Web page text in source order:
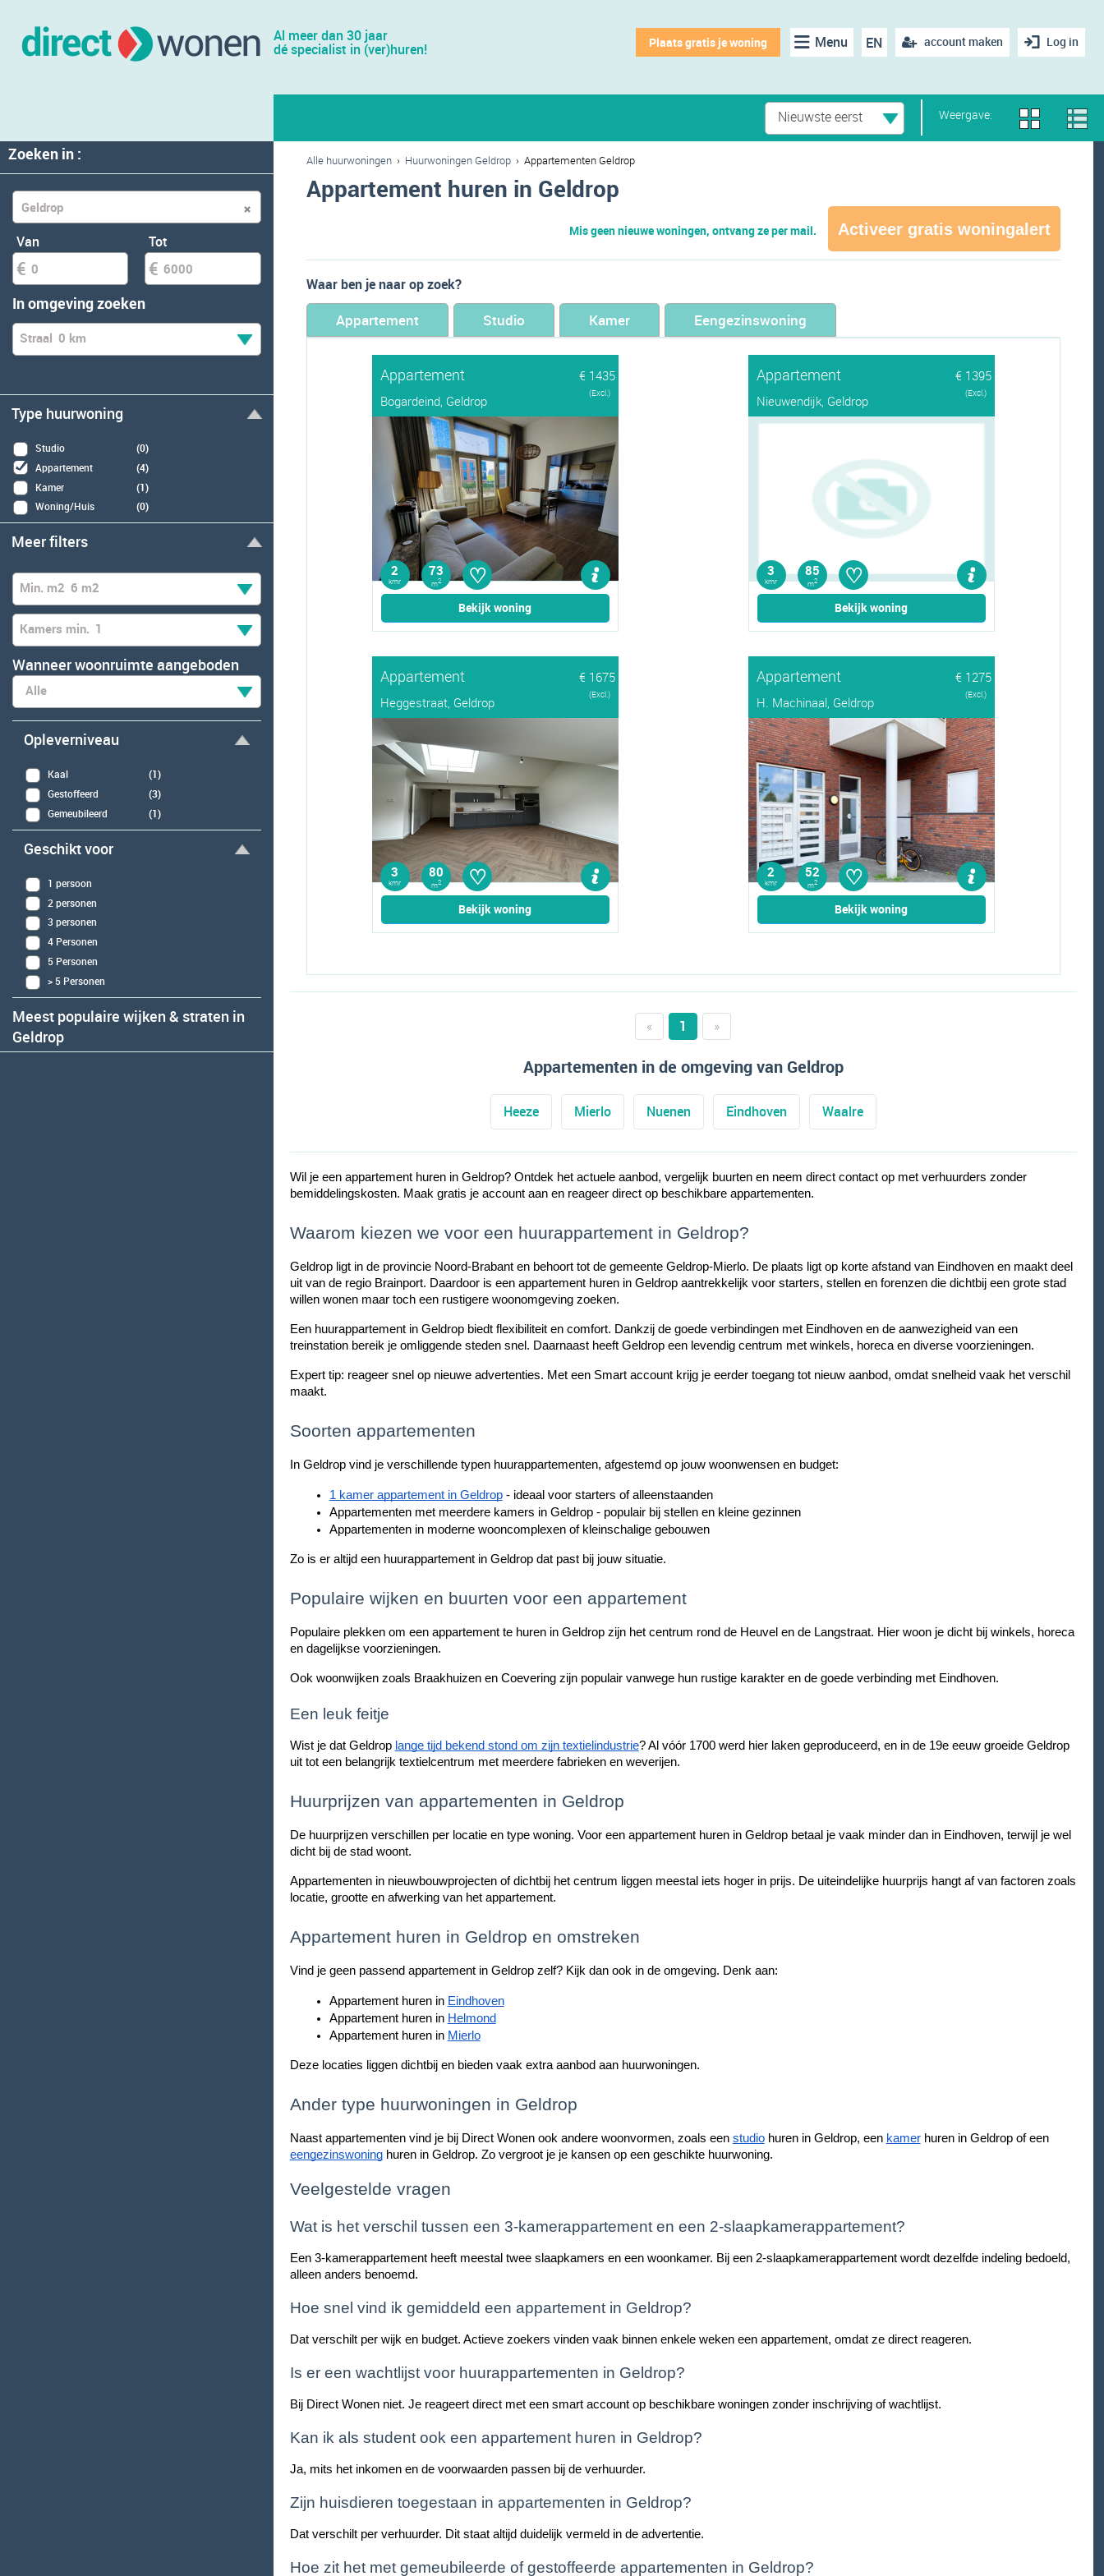
Al meer dan 30 jaar
dé specialist in (ver)huren! Log in
account maken
EN
Menu
Plaats gratis je woning
Weergave:
Nieuwste eerst
Zoeken in :
Van Tot
In omgeving zoeken
Straal 0 km
Type huurwoning
Studio
(0)
Appartement
(4)
Kamer
(1)
Woning/Huis
(0)
Meer filters
Min. m2 6 m2
Kamers min. 1
Wanneer woonruimte aangeboden
Alle
Opleverniveau
Kaal
(1)
Gestoffeerd
(3)
Gemeubileerd
(1)
Geschikt voor
1 persoon
2 personen
3 personen
4 Personen
5 Personen
> 5 Personen
Meest populaire wijken & straten in
Geldrop
Alle huurwoningen › Huurwoningen Geldrop › Appartementen Geldrop
Appartement huren in Geldrop
Mis geen nieuwe woningen, ontvang ze per mail. Activeer gratis woningalert
Waar ben je naar op zoek?
Appartement Studio Kamer Eengezinswoning
Appartement
€ 1435
Bogardeind, Geldrop
(Excl.)
2
kmr
73
m2 ♡
Bekijk woning
Appartement
€ 1395
Nieuwendijk, Geldrop
(Excl.)
3
kmr
85
m2 ♡
Bekijk woning
Appartement
€ 1675
Heggestraat, Geldrop
(Excl.)
3
kmr
80
m2 ♡
Bekijk woning
Appartement
€ 1275
H. Machinaal, Geldrop
(Excl.)
2
kmr
52
m2 ♡
Bekijk woning
« 1 »
Appartementen in de omgeving van Geldrop
Heeze Mierlo Nuenen Eindhoven Waalre
Wil je een appartement huren in Geldrop? Ontdek het actuele aanbod, vergelijk buurten en neem direct contact op met verhuurders zonder
bemiddelingskosten. Maak gratis je account aan en reageer direct op beschikbare appartementen.
Waarom kiezen we voor een huurappartement in Geldrop?
Geldrop ligt in de provincie Noord-Brabant en behoort tot de gemeente Geldrop-Mierlo. De plaats ligt op korte afstand van Eindhoven en maakt deel
uit van de regio Brainport. Daardoor is een appartement huren in Geldrop aantrekkelijk voor starters, stellen en forenzen die dichtbij een grote stad
willen wonen maar toch een rustigere woonomgeving zoeken.
Een huurappartement in Geldrop biedt flexibiliteit en comfort. Dankzij de goede verbindingen met Eindhoven en de aanwezigheid van een
treinstation bereik je omliggende steden snel. Daarnaast heeft Geldrop een levendig centrum met winkels, horeca en diverse voorzieningen.
Expert tip: reageer snel op nieuwe advertenties. Met een Smart account krijg je eerder toegang tot nieuw aanbod, omdat snelheid vaak het verschil
maakt.
Soorten appartementen
In Geldrop vind je verschillende typen huurappartementen, afgestemd op jouw woonwensen en budget:
1 kamer appartement in Geldrop - ideaal voor starters of alleenstaanden
Appartementen met meerdere kamers in Geldrop - populair bij stellen en kleine gezinnen
Appartementen in moderne wooncomplexen of kleinschalige gebouwen
Zo is er altijd een huurappartement in Geldrop dat past bij jouw situatie.
Populaire wijken en buurten voor een appartement
Populaire plekken om een appartement te huren in Geldrop zijn het centrum rond de Heuvel en de Langstraat. Hier woon je dicht bij winkels, horeca
en dagelijkse voorzieningen.
Ook woonwijken zoals Braakhuizen en Coevering zijn populair vanwege hun rustige karakter en de goede verbinding met Eindhoven.
Een leuk feitje
Wist je dat Geldrop lange tijd bekend stond om zijn textielindustrie? Al vóór 1700 werd hier laken geproduceerd, en in de 19e eeuw groeide Geldrop
uit tot een belangrijk textielcentrum met meerdere fabrieken en weverijen.
Huurprijzen van appartementen in Geldrop
De huurprijzen verschillen per locatie en type woning. Voor een appartement huren in Geldrop betaal je vaak minder dan in Eindhoven, terwijl je wel
dicht bij de stad woont.
Appartementen in nieuwbouwprojecten of dichtbij het centrum liggen meestal iets hoger in prijs. De uiteindelijke huurprijs hangt af van factoren zoals
locatie, grootte en afwerking van het appartement.
Appartement huren in Geldrop en omstreken
Vind je geen passend appartement in Geldrop zelf? Kijk dan ook in de omgeving. Denk aan:
Appartement huren in Eindhoven
Appartement huren in Helmond
Appartement huren in Mierlo
Deze locaties liggen dichtbij en bieden vaak extra aanbod aan huurwoningen.
Ander type huurwoningen in Geldrop
Naast appartementen vind je bij Direct Wonen ook andere woonvormen, zoals een studiohuren in Geldrop, een kamerhuren in Geldrop of een
eengezinswoninghuren in Geldrop. Zo vergroot je je kansen op een geschikte huurwoning.
Veelgestelde vragen
Wat is het verschil tussen een 3-kamerappartement en een 2-slaapkamerappartement?
Een 3-kamerappartement heeft meestal twee slaapkamers en een woonkamer. Bij een 2-slaapkamerappartement wordt dezelfde indeling bedoeld,
alleen anders benoemd.
Hoe snel vind ik gemiddeld een appartement in Geldrop?
Dat verschilt per wijk en budget. Actieve zoekers vinden vaak binnen enkele weken een appartement, omdat ze direct reageren.
Is er een wachtlijst voor huurappartementen in Geldrop?
Bij Direct Wonen niet. Je reageert direct met een smart account op beschikbare woningen zonder inschrijving of wachtlijst.
Kan ik als student ook een appartement huren in Geldrop?
Ja, mits het inkomen en de voorwaarden passen bij de verhuurder.
Zijn huisdieren toegestaan in appartementen in Geldrop?
Dat verschilt per verhuurder. Dit staat altijd duidelijk vermeld in de advertentie.
Hoe zit het met gemeubileerde of gestoffeerde appartementen in Geldrop?